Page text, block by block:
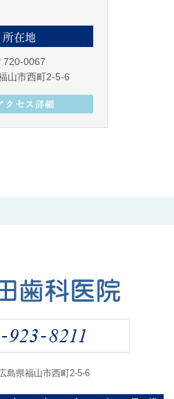
所在地
720-0067
山市西町2-5-6
島県福山市西町2-5-6